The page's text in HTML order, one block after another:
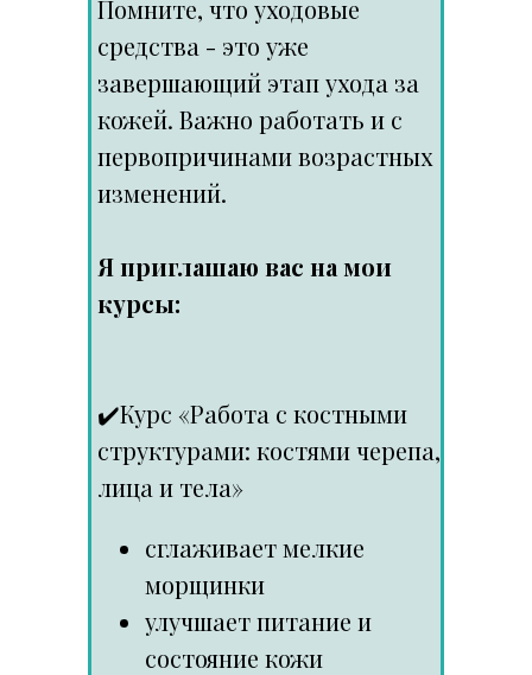
Помните, что уходовые
средства - это уже
завершающий этап ухода за
кожей. Важно работать и с
первопричинами возрастных
изменений.
Я приглашаю вас на мои
курсы:
✔️Курс «Работа с костными
структурами: костями черепа,
лица и тела»
сглаживает мелкие
морщинки
улучшает питание и
состояние кожи